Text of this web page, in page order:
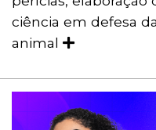
ciência em defesa
animal